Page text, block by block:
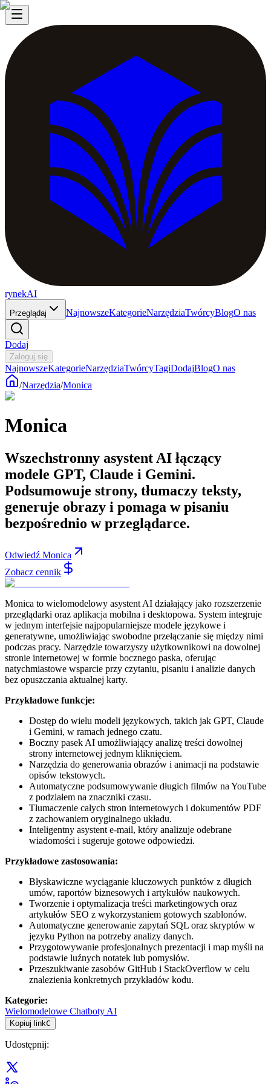
rynekAI
Przeglądaj NajnowszeKategorieNarzędziaTwórcyBlogO nas
Dodaj
Zaloguj się
NajnowszeKategorieNarzędziaTwórcyTagiDodajBlogO nas
/Narzędzia/Monica
Monica
Wszechstronny asystent AI łączący
modele GPT, Claude i Gemini.
Podsumowuje strony, tłumaczy teksty,
generuje obrazy i pomaga w pisaniu
bezpośrednio w przeglądarce.
Odwiedź Monica
Zobacz cennik
Monica to wielomodelowy asystent AI działający jako rozszerzenie
przeglądarki oraz aplikacja mobilna i desktopowa. System integruje
w jednym interfejsie najpopularniejsze modele językowe i
generatywne, umożliwiając swobodne przełączanie się między nimi
podczas pracy. Narzędzie towarzyszy użytkownikowi na dowolnej
stronie internetowej w formie bocznego paska, oferując
natychmiastowe wsparcie przy czytaniu, pisaniu i analizie danych
bez opuszczania aktualnej karty.
Przykładowe funkcje:
Dostęp do wielu modeli językowych, takich jak GPT, Claude
i Gemini, w ramach jednego czatu.
Boczny pasek AI umożliwiający analizę treści dowolnej
strony internetowej jednym kliknięciem.
Narzędzia do generowania obrazów i animacji na podstawie
opisów tekstowych.
Automatyczne podsumowywanie długich filmów na YouTube
z podziałem na znaczniki czasu.
Tłumaczenie całych stron internetowych i dokumentów PDF
z zachowaniem oryginalnego układu.
Inteligentny asystent e-mail, który analizuje odebrane
wiadomości i sugeruje gotowe odpowiedzi.
Przykładowe zastosowania:
Błyskawiczne wyciąganie kluczowych punktów z długich
umów, raportów biznesowych i artykułów naukowych.
Tworzenie i optymalizacja treści marketingowych oraz
artykułów SEO z wykorzystaniem gotowych szablonów.
Automatyczne generowanie zapytań SQL oraz skryptów w
języku Python na potrzeby analizy danych.
Przygotowywanie profesjonalnych prezentacji i map myśli na
podstawie luźnych notatek lub pomysłów.
Przeszukiwanie zasobów GitHub i StackOverflow w celu
znalezienia konkretnych przykładów kodu.
Kategorie:
Wielomodelowe Chatboty AI
Kopiuj linkC
Udostępnij: